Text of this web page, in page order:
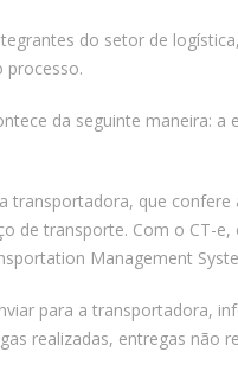
do setor de
processo.
da seguinte maneira:
transportadora, que
de transporte. Com o CT-
Management
para a transportadora,
realizadas, entregas não